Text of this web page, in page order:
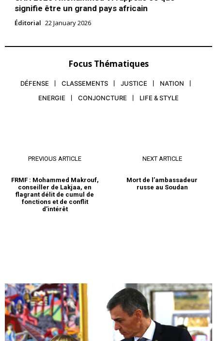
le1.ma
l'intelligence de
Insight Publications
À propos
Nous contacter
signifie être un grand pays africain
Éditorial 22 January 2026
Focus Thématiques
DÉFENSE CLASSEMENTS JUSTICE
NATION
ENERGIE
CONJONCTURE LIFE & STYLE
PREVIOUS ARTICLE
FRMF : Mohammed Makrouf,
conseiller de Lakjaa, en
flagrant délit de cumul de
fonctions et de conflit
d’intérêt
NEXT ARTICLE
Mort de l’ambassadeur
russe au Soudan